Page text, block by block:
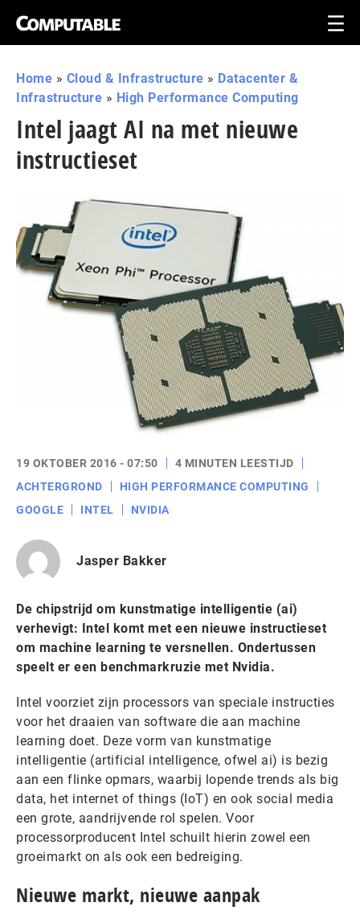
Home » Cloud & Infrastructure » Datacenter &
Infrastructure » High Performance Computing
Intel jaagt AI na met nieuwe
instructieset
19 OKTOBER 2016 - 07:50
4 MINUTEN LEESTIJD
ACHTERGROND
HIGH PERFORMANCE COMPUTING
GOOGLE
INTEL NVIDIA
Jasper Bakker
De chipstrijd om kunstmatige intelligentie (ai)
verhevigt: Intel komt met een nieuwe instructieset
om machine learning te versnellen. Ondertussen
speelt er een benchmarkruzie met Nvidia.
Intel voorziet zijn processors van speciale instructies
voor het draaien van software die aan machine
learning doet. Deze vorm van kunstmatige
intelligentie (artificial intelligence, ofwel ai) is bezig
aan een flinke opmars, waarbij lopende trends als big
data, het internet of things (IoT) en ook social media
een grote, aandrijvende rol spelen. Voor
processorproducent Intel schuilt hierin zowel een
groeimarkt on als ook een bedreiging.
Nieuwe markt, nieuwe aanpak